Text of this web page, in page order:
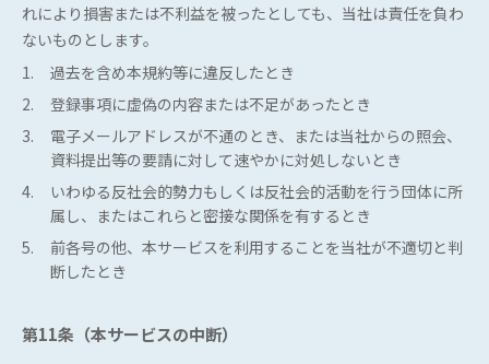
お知らせ
れにより損害または不利益を被ったとしても、当社は責任を負わ
ないものとします。
1.
過去を含め本規約等に違反したとき
2.
登録事項に虚偽の内容または不足があったとき
3.
電子メールアドレスが不通のとき、または当社からの照会、
資料提出等の要請に対して速やかに対処しないとき
4.
いわゆる反社会的勢力もしくは反社会的活動を行う団体に所
属し、またはこれらと密接な関係を有するとき
5.
前各号の他、本サービスを利用することを当社が不適切と判
断したとき
第11条（本サービスの中断）